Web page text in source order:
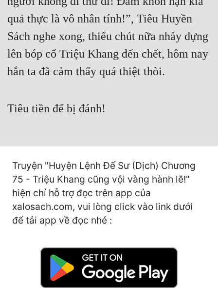
Cung Đấu
Cạnh Kỹ
Cổ Tiên Hiệp
Du Hí
Gia Đấu
Góc Nhìn Nam
Huyền Huyễn
quả thực là vô nhân tính!”, Tiêu Huyền
Sách nghe xong, thiếu chút nữa nhảy dựng
lên bóp cổ Triệu Khang đến chết, hôm nay
hắn ta đã cảm thấy quá thiệt thòi.
Tiêu tiền để bị đánh!
Truyện "Huyện Lệnh Đế Sư (Dịch) Chương
75 - Triệu Khang cũng vội vàng hành lễ!"
hiện chỉ hỗ trợ đọc trên app của
xalosach.com, vui lòng click vào link dưới
để tải app về đọc nhé :